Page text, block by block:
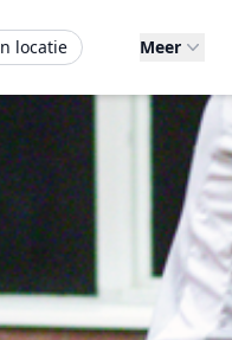
locatie Meer